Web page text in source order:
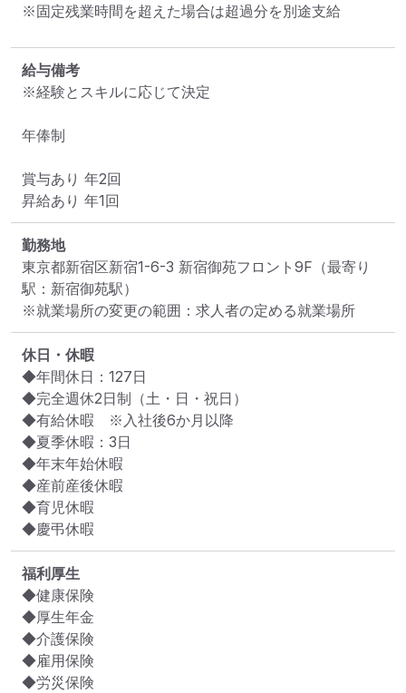
※固定残業時間を超えた場合は超過分を別途支給
給与備考
※経験とスキルに応じて決定
年俸制
賞与あり 年2回
昇給あり 年1回
勤務地
東京都新宿区新宿1-6-3 新宿御苑フロント9F （最寄り
駅：新宿御苑駅）
※就業場所の変更の範囲：求人者の定める就業場所
休日・休暇
◆年間休日：127日
◆完全週休2日制（土・日・祝日）
◆有給休暇　※入社後6か月以降
◆夏季休暇：3日
◆年末年始休暇
◆産前産後休暇
◆育児休暇
◆慶弔休暇
福利厚生
◆健康保険
◆厚生年金
◆介護保険
◆雇用保険
◆労災保険